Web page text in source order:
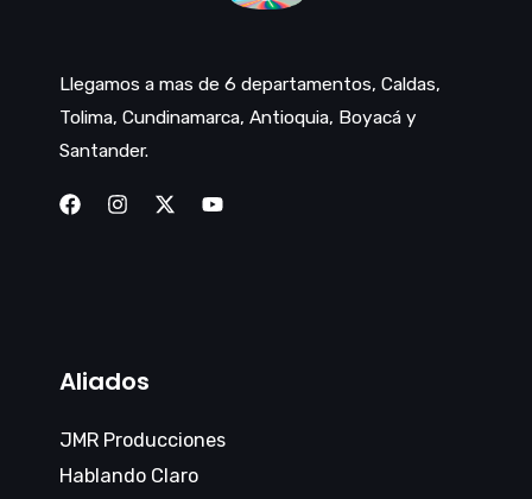
Llegamos a mas de 6 departamentos, Caldas,
Tolima, Cundinamarca, Antioquia, Boyacá y
Santander.
Aliados
JMR Producciones
Hablando Claro